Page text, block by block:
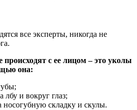
все эксперты, никогда не
с ее лицом – это уколы
она:
и вокруг глаз;
носогубную складку и скулы.